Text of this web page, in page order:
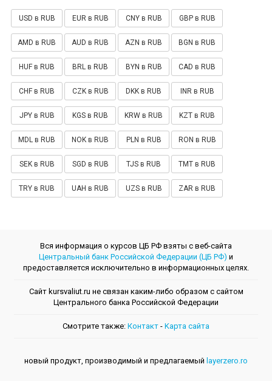
USD в RUB EUR в RUB CNY в RUB GBP в RUB
AMD в RUB AUD в RUB AZN в RUB BGN в RUB
HUF в RUB BRL в RUB BYN в RUB CAD в RUB
CHF в RUB CZK в RUB DKK в RUB INR в RUB
JPY в RUB KGS в RUB KRW в RUB KZT в RUB
MDL в RUB NOK в RUB PLN в RUB RON в RUB
SEK в RUB SGD в RUB TJS в RUB TMT в RUB
TRY в RUB UAH в RUB UZS в RUB ZAR в RUB
Вся информация о курсов ЦБ РФ взяты с веб-сайта
Центральный банк Российской Федерации (ЦБ РФ) и
предоставляется исключительно в информационных целях.
Сайт kursvaliut.ru не связан каким-либо образом с сайтом
Центрального банкa Российской Федерации
Смотрите также: Контакт - Kарта сайта
новый продукт, производимый и предлагаемый layerzero.ro